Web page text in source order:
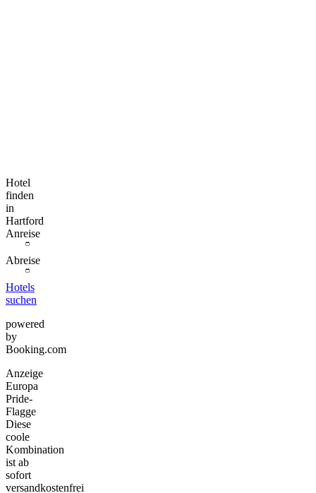
Hotel
finden
in
Hartford
Anreise
Abreise
Hotels
suchen
powered
by
Booking.com
Anzeige
Europa
Pride-
Flagge
Diese
coole
Kombination
ist ab
sofort
versandkostenfrei